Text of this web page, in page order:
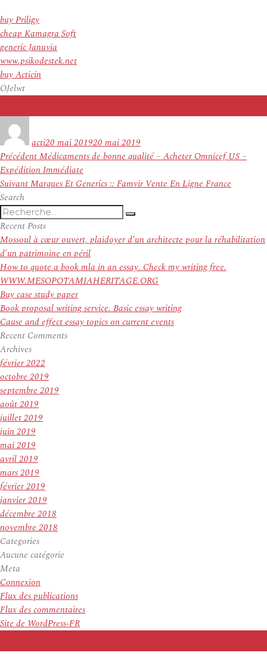
buy Priligy
cheap Kamagra Soft
generic Januvia
www.psikodestek.net
buy Acticin
OJelwt
actile
20 mai 201920 mai 2019
Navigation
de
l’article
PrécédentArticle
précédent :
Médicaments de bonne qualité – Acheter Omnicef US –
Expédition Immédiate
SuivantArticle
Marques Et Generics :: Famvir Vente En Ligne France
Search
Recherche
pour
:
Recherche
Recent Posts
Mossoul à cœur ouvert, plaidoyer d’un architecte pour la réhabilitation
d’un patrimoine en péril
How to quote a book mla in an essay. Check my writing free.
WWW.MESOPOTAMIAHERITAGE.ORG
Buy case study paper
Book proposal writing service. Basic essay writing
Cause and effect essay topics on current events
Recent Comments
Archives
février 2022
octobre 2019
septembre 2019
août 2019
juillet 2019
juin 2019
mai 2019
avril 2019
mars 2019
février 2019
janvier 2019
décembre 2018
novembre 2018
Categories
Aucune catégorie
Meta
Connexion
Flux des publications
Flux des commentaires
Site de WordPress-FR